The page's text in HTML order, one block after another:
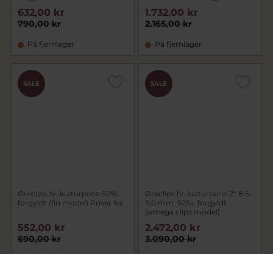
790,00 kr
632,00 kr
På fjernlager
2.165,00 kr
1.732,00 kr
På fjernlager
SALE
Øreclips fv. kulturperle 925s.
forgyldt (fin model) Priser fra
690,00 kr
552,00 kr
SALE
Øreclips fv. kulturperle 2* 8,5-
9,0 mm. 925s. forgyldt
(omega clips model)
3.090,00 kr
2.472,00 kr